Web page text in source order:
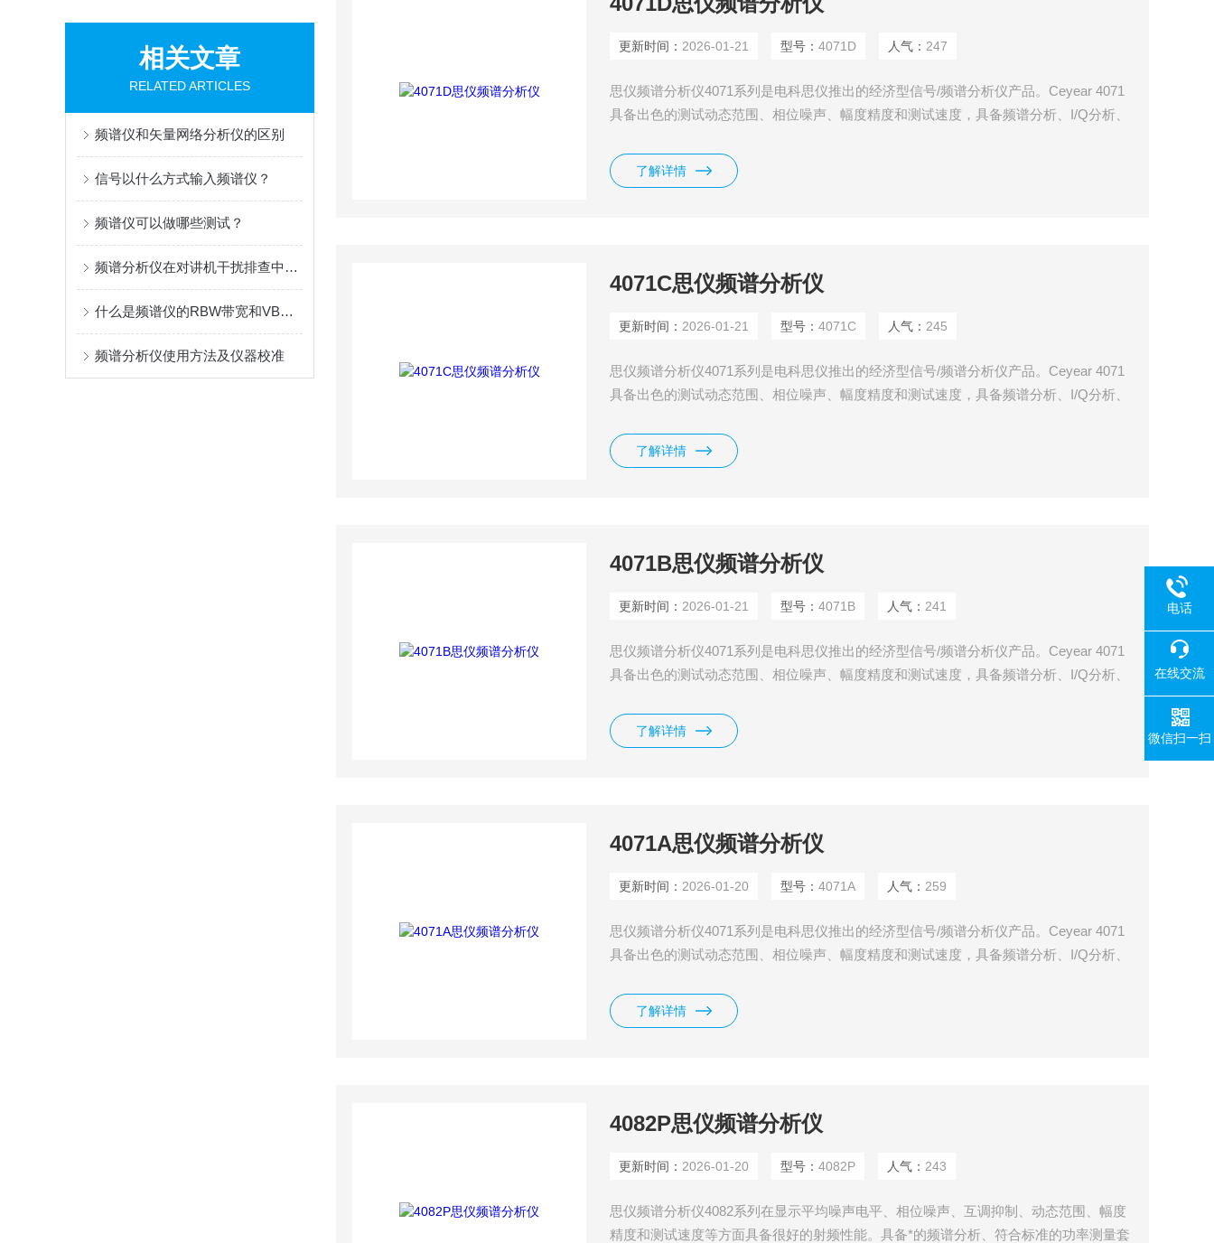
相关文章
RELATED ARTICLES
频谱仪和矢量网络分析仪的区别
信号以什么方式输入频谱仪？
频谱仪可以做哪些测试？
频谱分析仪在对讲机干扰排查中的应用指南
什么是频谱仪的RBW带宽和VBW带宽?有什么区别？
频谱分析仪使用方法及仪器校准
更新时间： 2026-01-21 型号：4071D 人气： 247
思仪频谱分析仪4071系列是电科思仪推出的经济型信号/频谱分析仪产品。Ceyear 4071
具备出色的测试动态范围、相位噪声、幅度精度和测试速度，具备频谱分析、I/Q分析、
线通信、汽车电子、低轨卫星、物联网等领域研发、生产快速测试需求。
了解详情
4071C思仪频谱分析仪
更新时间： 2026-01-21 型号：4071C 人气： 245
思仪频谱分析仪4071系列是电科思仪推出的经济型信号/频谱分析仪产品。Ceyear 4071
具备出色的测试动态范围、相位噪声、幅度精度和测试速度，具备频谱分析、I/Q分析、
线通信、汽车电子、低轨卫星、物联网等领域研发、生产快速测试需求。
了解详情
4071B思仪频谱分析仪
更新时间： 2026-01-21 型号：4071B 人气： 241
思仪频谱分析仪4071系列是电科思仪推出的经济型信号/频谱分析仪产品。Ceyear 4071
具备出色的测试动态范围、相位噪声、幅度精度和测试速度，具备频谱分析、I/Q分析、
线通信、汽车电子、低轨卫星、物联网等领域研发、生产快速测试需求。
了解详情
4071A思仪频谱分析仪
更新时间： 2026-01-20 型号：4071A 人气： 259
思仪频谱分析仪4071系列是电科思仪推出的经济型信号/频谱分析仪产品。Ceyear 4071
具备出色的测试动态范围、相位噪声、幅度精度和测试速度，具备频谱分析、I/Q分析、
线通信、汽车电子、低轨卫星、物联网等领域研发、生产快速测试需求。
了解详情
4082P思仪频谱分析仪
更新时间： 2026-01-20 型号：4082P 人气： 243
思仪频谱分析仪4082系列在显示平均噪声电平、相位噪声、互调抑制、动态范围、幅度
精度和测试速度等方面具备很好的射频性能。具备*的频谱分析、符合标准的功率测量套
电话
在线交流
微信扫一扫